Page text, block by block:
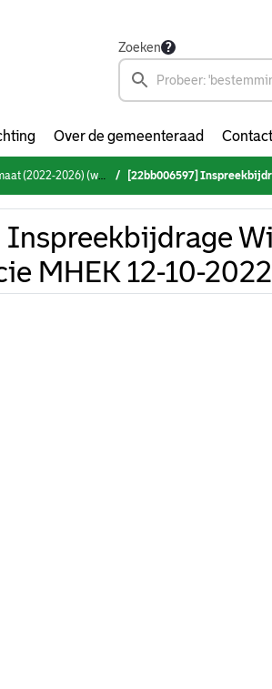
Zoeken
Over de gemeenteraad
12 oktober 2022) [22bb006597] Inspreekbijdrage
MHEK 12-10-2022